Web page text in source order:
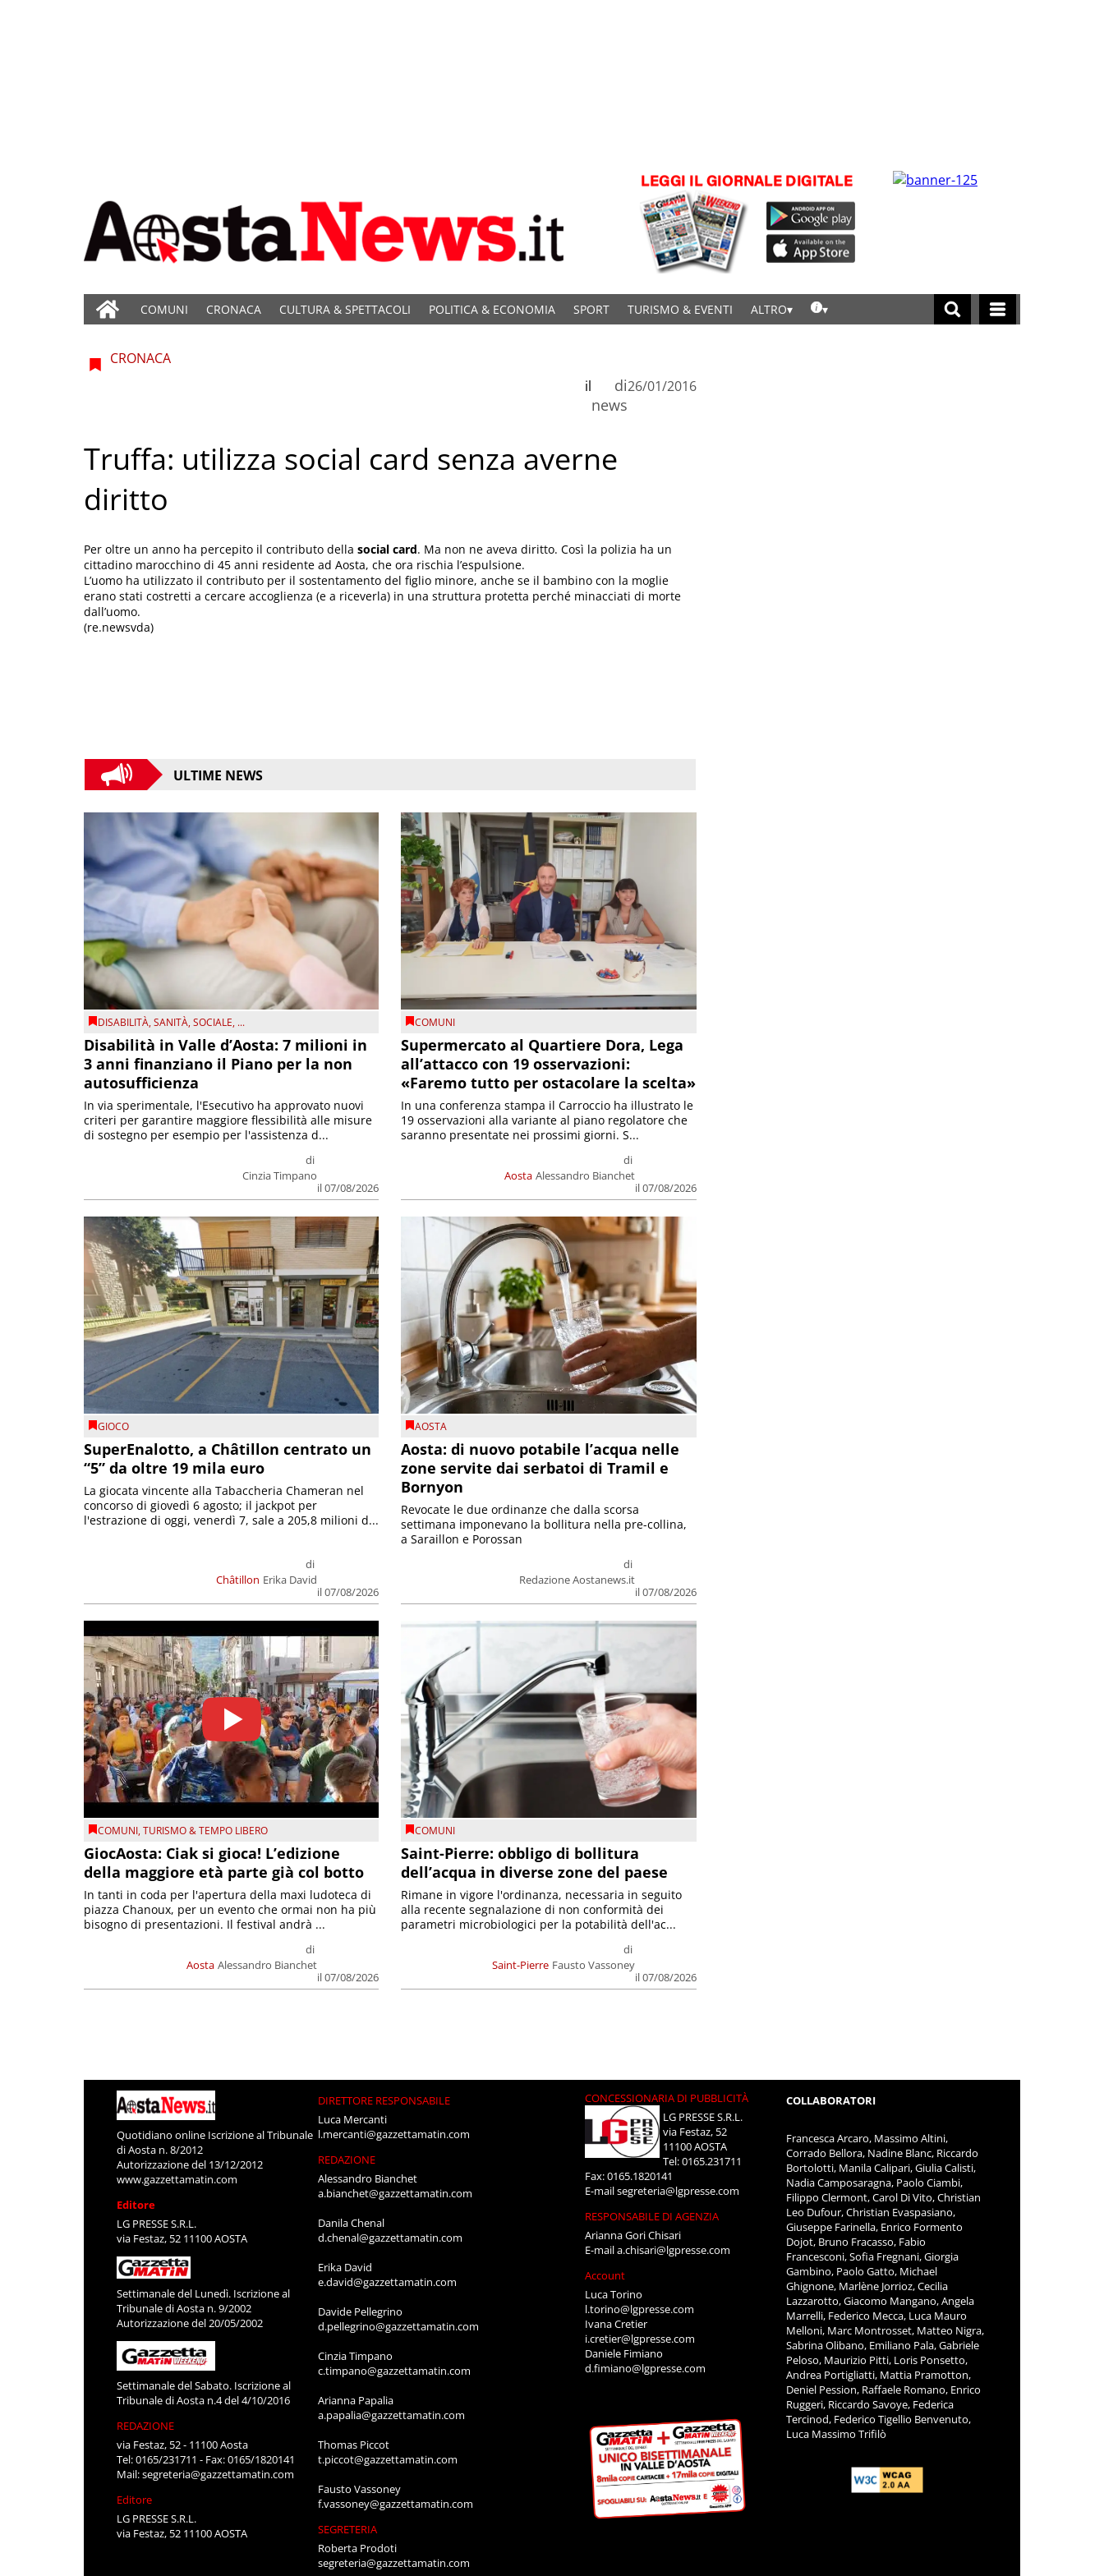
COMUNI CRONACA CULTURA & SPETTACOLI POLITICA & ECONOMIA SPORT TURISMO & EVENTI ALTRO
CRONACA
di
news
il 26/01/2016
Truffa: utilizza social card senza averne
diritto
Per oltre un anno ha percepito il contributo della social card. Ma non ne aveva diritto. Così la polizia ha un
cittadino marocchino di 45 anni residente ad Aosta, che ora rischia l’espulsione.
L’uomo ha utilizzato il contributo per il sostentamento del figlio minore, anche se il bambino con la moglie
erano stati costretti a cercare accoglienza (e a riceverla) in una struttura protetta perché minacciati di morte
dall’uomo.
(re.newsvda)
ULTIME NEWS
DISABILITÀ,SANITÀ,SOCIALE, ...
Disabilità in Valle d’Aosta: 7 milioni in
3 anni finanziano il Piano per la non
autosufficienza
di
Cinzia Timpano
il 07/08/2026
In via sperimentale, l'Esecutivo ha approvato nuovi
criteri per garantire maggiore flessibilità alle misure
di sostegno per esempio per l'assistenza d...
COMUNI
Supermercato al Quartiere Dora, Lega
all’attacco con 19 osservazioni:
«Faremo tutto per ostacolare la scelta»
Aosta
di
Alessandro Bianchet
il 07/08/2026
In una conferenza stampa il Carroccio ha illustrato le
19 osservazioni alla variante al piano regolatore che
saranno presentate nei prossimi giorni. S...
GIOCO
SuperEnalotto, a Châtillon centrato un
“5” da oltre 19 mila euro
Châtillon
di
Erika David
il 07/08/2026
La giocata vincente alla Tabaccheria Chameran nel
concorso di giovedì 6 agosto; il jackpot per
l'estrazione di oggi, venerdì 7, sale a 205,8 milioni d...
AOSTA
Aosta: di nuovo potabile l’acqua nelle
zone servite dai serbatoi di Tramil e
Bornyon
di
Redazione Aostanews.it
il 07/08/2026
Revocate le due ordinanze che dalla scorsa
settimana imponevano la bollitura nella pre-collina,
a Saraillon e Porossan
COMUNI,TURISMO & TEMPO LIBERO
GiocAosta: Ciak si gioca! L’edizione
della maggiore età parte già col botto
Aosta
di
Alessandro Bianchet
il 07/08/2026
In tanti in coda per l'apertura della maxi ludoteca di
piazza Chanoux, per un evento che ormai non ha più
bisogno di presentazioni. Il festival andrà ...
COMUNI
Saint-Pierre: obbligo di bollitura
dell’acqua in diverse zone del paese
Saint-Pierre
di
Fausto Vassoney
il 07/08/2026
Rimane in vigore l'ordinanza, necessaria in seguito
alla recente segnalazione di non conformità dei
parametri microbiologici per la potabilità dell'ac...
Quotidiano online Iscrizione al Tribunale
di Aosta n. 8/2012
Autorizzazione del 13/12/2012
www.gazzettamatin.com
Editore
LG PRESSE S.R.L.
via Festaz, 52 11100 AOSTA
Settimanale del Lunedì. Iscrizione al
Tribunale di Aosta n. 9/2002
Autorizzazione del 20/05/2002
Settimanale del Sabato. Iscrizione al
Tribunale di Aosta n.4 del 4/10/2016
REDAZIONE
via Festaz, 52 - 11100 Aosta
Tel: 0165/231711 - Fax: 0165/1820141
Mail:segreteria@gazzettamatin.com
Editore
LG PRESSE S.R.L.
via Festaz, 52 11100 AOSTA
DIRETTORE RESPONSABILE
Luca Mercanti
l.mercanti@gazzettamatin.com
REDAZIONE
Alessandro Bianchet
a.bianchet@gazzettamatin.com
Danila Chenal
d.chenal@gazzettamatin.com
Erika David
e.david@gazzettamatin.com
Davide Pellegrino
d.pellegrino@gazzettamatin.com
Cinzia Timpano
c.timpano@gazzettamatin.com
Arianna Papalia
a.papalia@gazzettamatin.com
Thomas Piccot
t.piccot@gazzettamatin.com
Fausto Vassoney
f.vassoney@gazzettamatin.com
SEGRETERIA
Roberta Prodoti
segreteria@gazzettamatin.com
CONCESSIONARIA DI PUBBLICITÀ
LG PRESSE S.R.L.
via Festaz, 52
11100 AOSTA
Tel: 0165.231711
Fax: 0165.1820141
E-mailsegreteria@lgpresse.com
RESPONSABILE DI AGENZIA
Arianna Gori Chisari
E-maila.chisari@lgpresse.com
Account
Luca Torino
l.torino@lgpresse.com
Ivana Cretier
i.cretier@lgpresse.com
Daniele Fimiano
d.fimiano@lgpresse.com
COLLABORATORI
Francesca Arcaro, Massimo Altini,
Corrado Bellora, Nadine Blanc, Riccardo
Bortolotti, Manila Calipari, Giulia Calisti,
Nadia Camposaragna, Paolo Ciambi,
Filippo Clermont, Carol Di Vito, Christian
Leo Dufour, Christian Evaspasiano,
Giuseppe Farinella, Enrico Formento
Dojot, Bruno Fracasso, Fabio
Francesconi, Sofia Fregnani, Giorgia
Gambino, Paolo Gatto, Michael
Ghignone, Marlène Jorrioz, Cecilia
Lazzarotto, Giacomo Mangano, Angela
Marrelli, Federico Mecca, Luca Mauro
Melloni, Marc Montrosset, Matteo Nigra,
Sabrina Olibano, Emiliano Pala, Gabriele
Peloso, Maurizio Pitti, Loris Ponsetto,
Andrea Portigliatti, Mattia Pramotton,
Deniel Pession, Raffaele Romano, Enrico
Ruggeri, Riccardo Savoye, Federica
Tercinod, Federico Tigellio Benvenuto,
Luca Massimo Trifilò